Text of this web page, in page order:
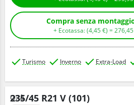
+ Ecotassa: (4,45€ ) =276,45
Turismo Inverno Extra-Load
235/45 R21 V (101)
Q.tà